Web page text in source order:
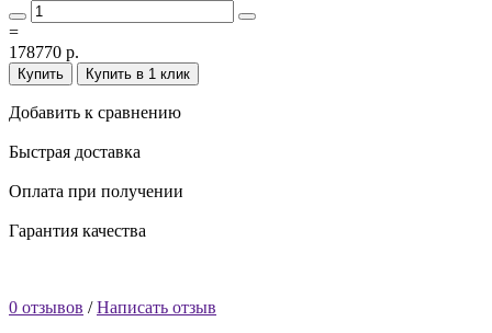
=
178770 р.
Купить Купить в 1 клик
Добавить к сравнению
Быстрая доставка
Оплата при получении
Гарантия качества
0 отзывов /Написать отзыв